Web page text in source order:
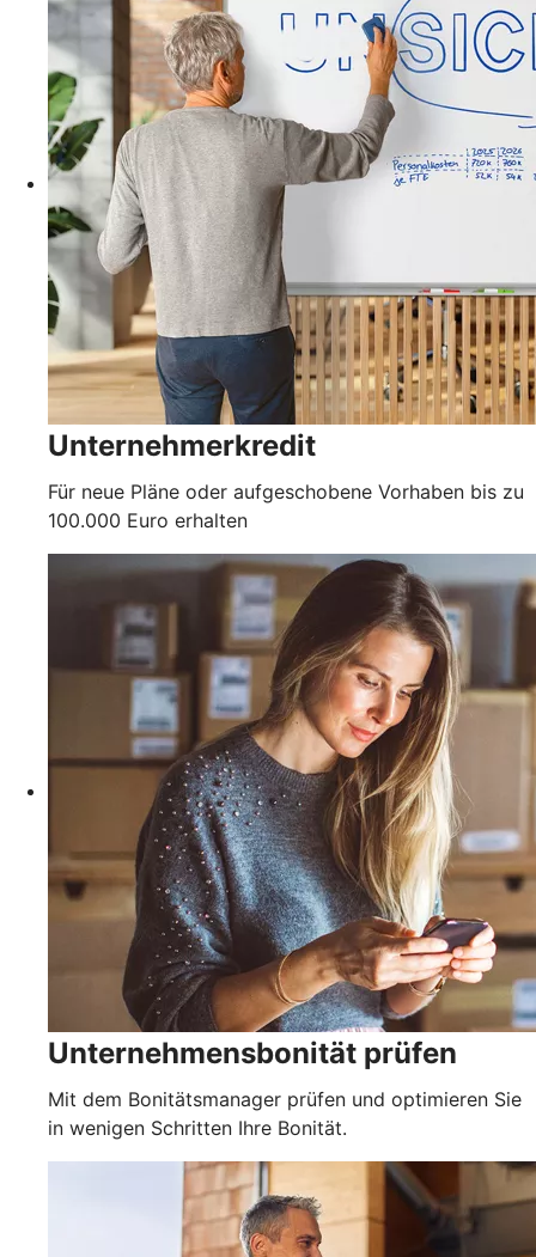
Unternehmerkredit
Für neue Pläne oder aufgeschobene Vorhaben bis zu
100.000 Euro erhalten
Unternehmensbonität prüfen
Mit dem Bonitätsmanager prüfen und optimieren Sie
in wenigen Schritten Ihre Bonität.